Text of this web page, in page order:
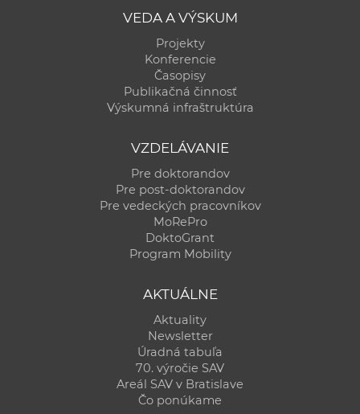
VEDA A VÝSKUM
Projekty
Konferencie
Časopisy
Publikačná činnosť
Výskumná infraštruktúra
VZDELÁVANIE
Pre doktorandov
Pre post-doktorandov
Pre vedeckých pracovníkov
MoRePro
DoktoGrant
Program Mobility
AKTUÁLNE
Aktuality
Newsletter
Úradná tabuľa
70. výročie SAV
Areál SAV v Bratislave
Čo ponúkame